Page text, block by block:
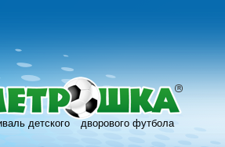
детского дворового футбола
R